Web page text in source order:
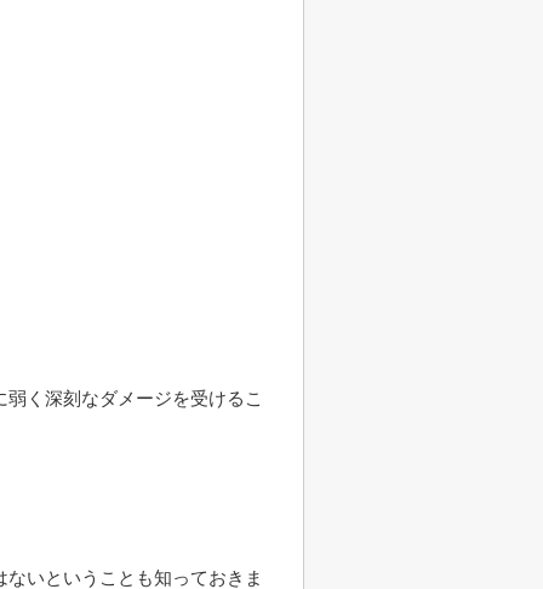
く深刻なダメージを受けるこ
いということも知っておきま